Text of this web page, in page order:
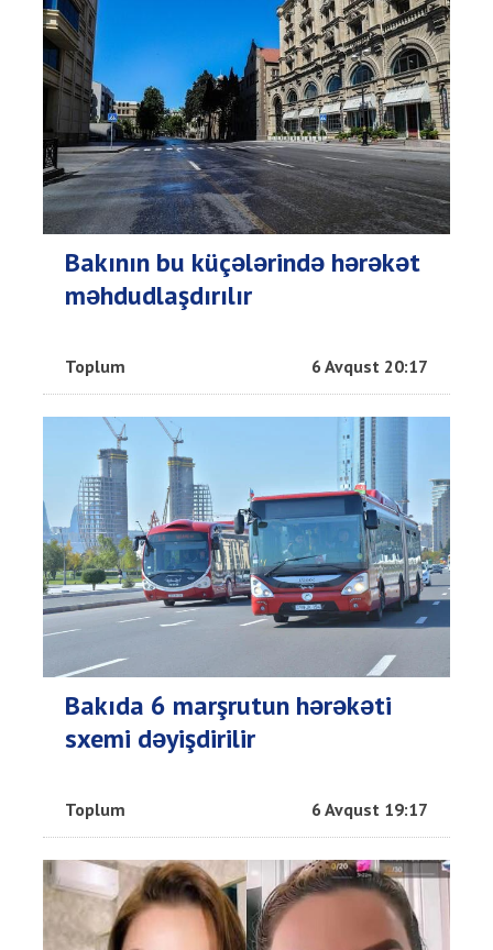
Bakının bu küçələrində hərəkət
məhdudlaşdırılır
Toplum 6 Avqust 20:17
Bakıda 6 marşrutun hərəkəti
sxemi dəyişdirilir
Toplum 6 Avqust 19:17